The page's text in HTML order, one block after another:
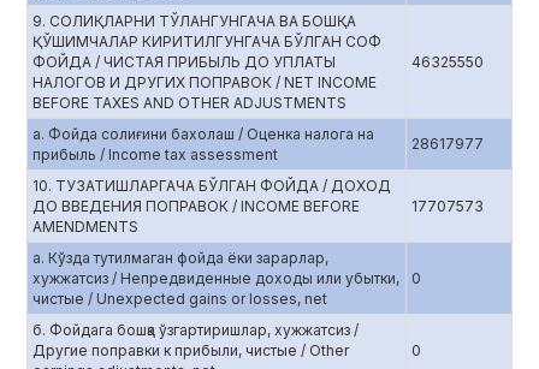
9. СОЛИҚЛАРНИ ТЎЛАНГУНГАЧА ВА БОШҚА
ҚЎШИМЧАЛАР КИРИТИЛГУНГАЧА БЎЛГАН СОФ
ФОЙДА / ЧИСТАЯ ПРИБЫЛЬ ДО УПЛАТЫ
НАЛОГОВ И ДРУГИХ ПОПРАВОК / NET INCOME
BEFORE TAXES AND OTHER ADJUSTMENTS
46325550
а. Фойда солиғини бахолаш / Оценка налога на
прибыль / Income tax assessment
28617977
10. ТУЗАТИШЛАРГАЧА БЎЛГАН ФОЙДА / ДОХОД
ДО ВВЕДЕНИЯ ПОПРАВОК / INCOME BEFORE
AMENDMENTS
17707573
а. Кўзда тутилмаган фойда ёки зарарлар,
хужжатсиз / Непредвиденные доходы или убытки,
чистые / Unexpected gains or losses, net
0
б. Фойдага бошқа ўзгартиришлар, хужжатсиз /
Другие поправки к прибыли, чистые / Other
0